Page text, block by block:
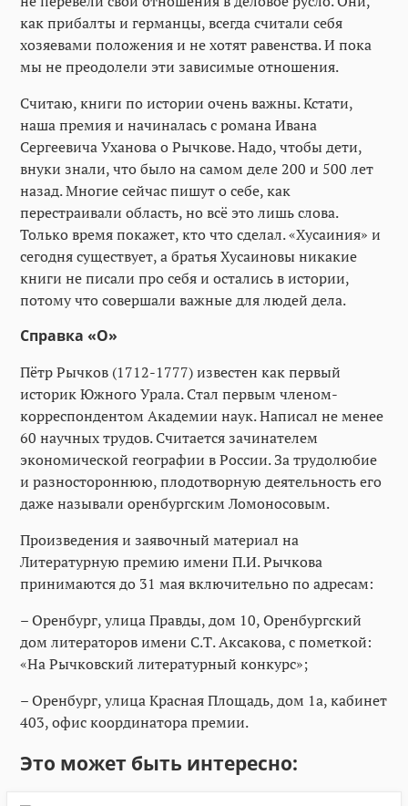
как прибалты и германцы, всегда считали себя
хозяевами положения и не хотят равенства. И пока
мы не преодолели эти зависимые отношения.
Считаю, книги по истории очень важны. Кстати,
наша премия и начиналась с романа Ивана
Сергеевича Уханова о Рычкове. Надо, чтобы дети,
внуки знали, что было на самом деле 200 и 500 лет
назад. Многие сейчас пишут о себе, как
перестраивали область, но всё это лишь слова.
Только время покажет, кто что сделал. «Хусаиния» и
сегодня существует, а братья Хусаиновы никакие
книги не писали про себя и остались в истории,
потому что совершали важные для людей дела.
Справка «О»
Пётр Рычков (1712-1777) известен как первый
историк Южного Урала. Стал первым членом-
корреспондентом Академии наук. Написал не менее
60 научных трудов. Считается зачинателем
экономической географии в России. За трудолюбие
и разностороннюю, плодотворную деятельность его
даже называли оренбургским Ломоносовым.
Произведения и заявочный материал на
Литературную премию имени П.И. Рычкова
принимаются до 31 мая включительно по адресам:
– Оренбург, улица Правды, дом 10, Оренбургский
дом литераторов имени С.Т. Аксакова, с пометкой:
«На Рычковский литературный конкурс»;
– Оренбург, улица Красная Площадь, дом 1а, кабинет
403, офис координатора премии.
Это может быть интересно: